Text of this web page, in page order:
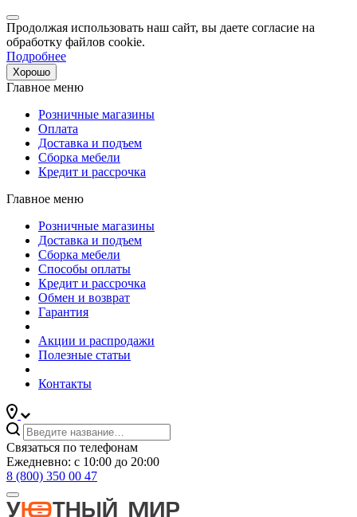
Продолжая использовать наш сайт, вы даете согласие на
обработку файлов cookie.
Подробнее
Хорошо
Главное меню
Розничные магазины
Оплата
Доставка и подъем
Сборка мебели
Кредит и рассрочка
Главное меню
Розничные магазины
Доставка и подъем
Сборка мебели
Способы оплаты
Кредит и рассрочка
Обмен и возврат
Гарантия
Акции и распродажи
Полезные статьи
Контакты
Связаться по телефонам
Ежедневно: с 10:00 до 20:00
8 (800) 350 00 47